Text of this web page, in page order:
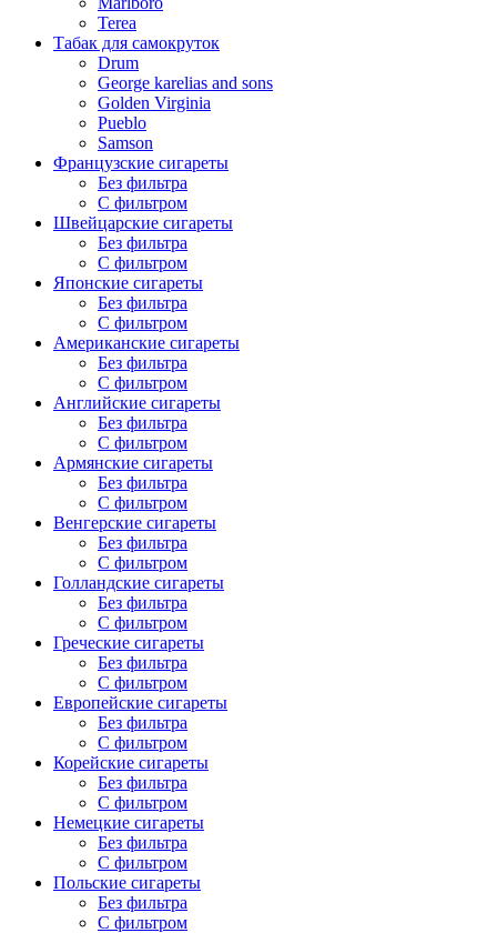
Terea
Табак для самокруток
Drum
George karelias and sons
Golden Virginia
Pueblo
Samson
Французские сигареты
Без фильтра
С фильтром
Швейцарские сигареты
Без фильтра
С фильтром
Японские сигареты
Без фильтра
С фильтром
Американские сигареты
Без фильтра
С фильтром
Английские сигареты
Без фильтра
С фильтром
Армянские сигареты
Без фильтра
С фильтром
Венгерские сигареты
Без фильтра
С фильтром
Голландские сигареты
Без фильтра
С фильтром
Греческие сигареты
Без фильтра
С фильтром
Европейские сигареты
Без фильтра
С фильтром
Корейские сигареты
Без фильтра
С фильтром
Немецкие сигареты
Без фильтра
С фильтром
Польские сигареты
Без фильтра
С фильтром